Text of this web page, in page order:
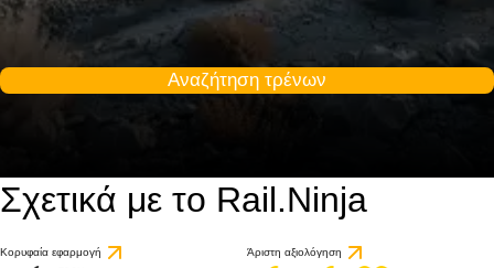
Αναζήτηση τρένων
Σχετικά με το Rail.Ninja
Κορυφαία εφαρμογή Άριστη αξιολόγηση